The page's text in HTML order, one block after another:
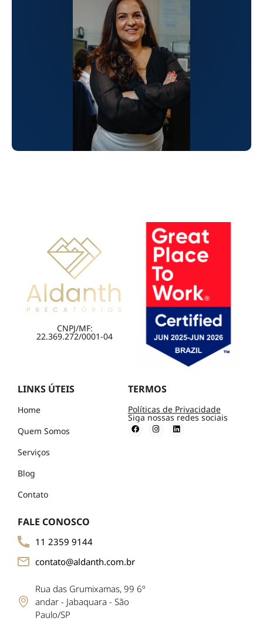
CNPJ/MF:
22.369.272/0001-04
LINKS ÚTEIS
Home
Quem Somos
Serviços
Blog
Contato
TERMOS
Políticas de Privacidade
Siga nossas redes sociais
FALE CONOSCO
11 2359 9144
contato@aldanth.com.br
Rua das Grumixamas, 99 6º
andar - Jabaquara - São
Paulo/SP